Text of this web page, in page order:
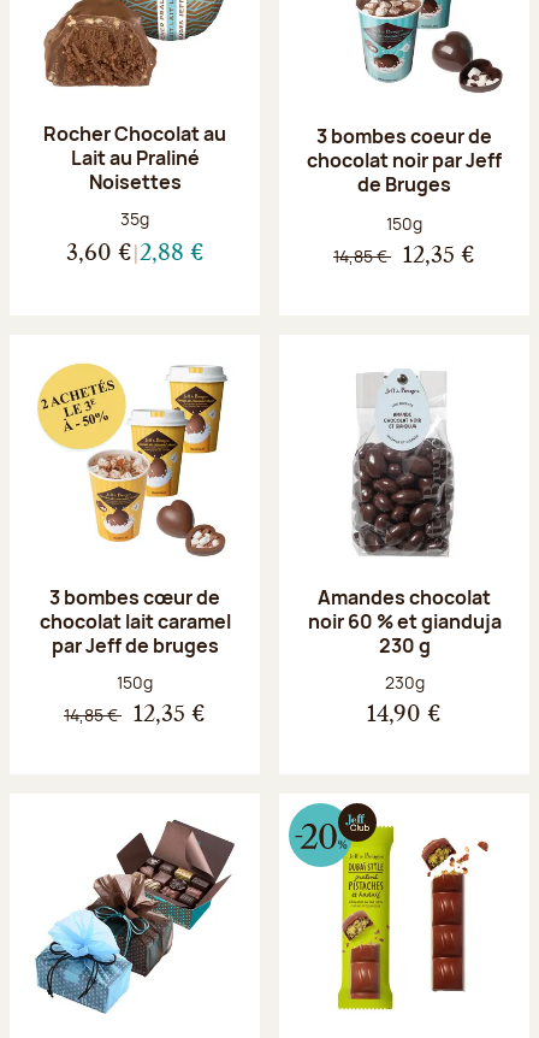
Rocher Chocolat au
Lait au Praliné
Noisettes
Poids net :
35g
3,60 € 2,88 €
3 bombes coeur de
chocolat noir par Jeff
de Bruges
Poids net :
150g
14,85 € 12,35 €
3 bombes cœur de
chocolat lait caramel
par Jeff de bruges
Poids net :
150g
14,85 € 12,35 €
Amandes chocolat
noir 60 % et gianduja
230 g
Poids net :
230g
14,90 €